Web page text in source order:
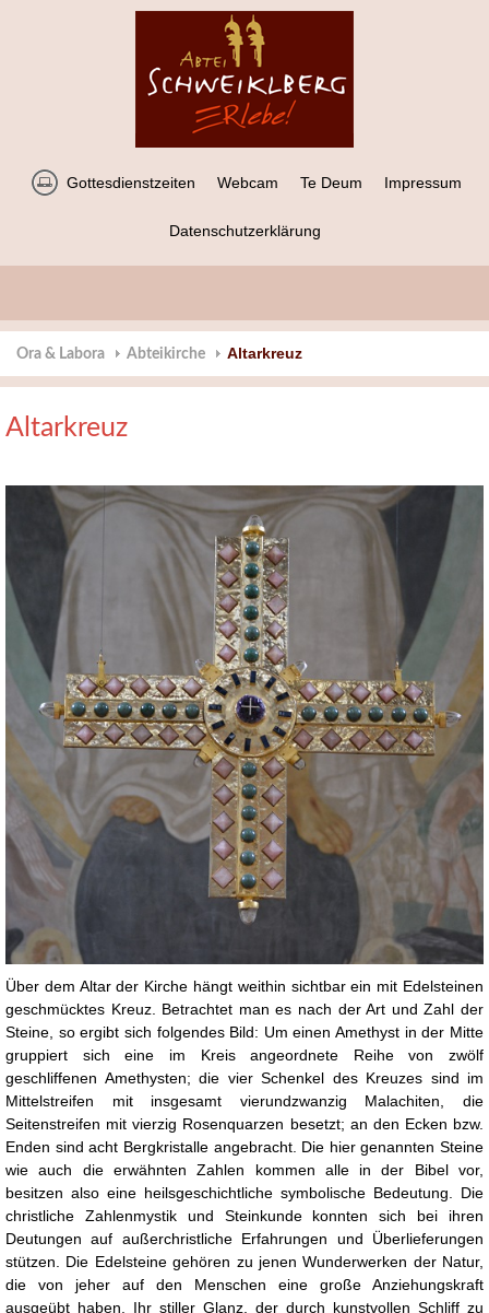
Gottesdienstzeiten Webcam Te Deum Impressum
Datenschutzerklärung
Ora & Labora Abteikirche Altarkreuz
Altarkreuz
Über dem Altar der Kirche hängt weithin sichtbar ein mit Edelsteinen
geschmücktes Kreuz. Betrachtet man es nach der Art und Zahl der
Steine, so ergibt sich folgendes Bild: Um einen Amethyst in der Mitte
gruppiert sich eine im Kreis angeordnete Reihe von zwölf
geschliffenen Amethysten; die vier Schenkel des Kreuzes sind im
Mittelstreifen mit insgesamt vierundzwanzig Malachiten, die
Seitenstreifen mit vierzig Rosenquarzen besetzt; an den Ecken bzw.
Enden sind acht Bergkristalle angebracht. Die hier genannten Steine
wie auch die erwähnten Zahlen kommen alle in der Bibel vor,
besitzen also eine heilsgeschichtliche symbolische Bedeutung. Die
christliche Zahlenmystik und Steinkunde konnten sich bei ihren
Deutungen auf außerchristliche Erfahrungen und Überlieferungen
stützen. Die Edelsteine gehören zu jenen Wunderwerken der Natur,
die von jeher auf den Menschen eine große Anziehungskraft
ausgeübt haben. Ihr stiller Glanz, der durch kunstvollen Schliff zu